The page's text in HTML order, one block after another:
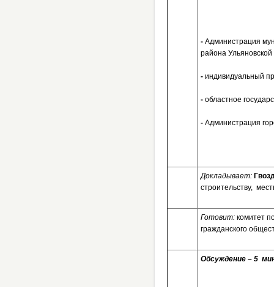
- Администрация
района
- индивидуальный
- областное
- Администрация
Докладывает:
строительству,
Готовит: комитет
гражданского
Обсуждение – 5